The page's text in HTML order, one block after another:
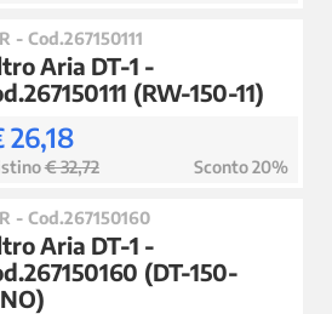
- Cod.267150111
Aria DT-1 -
(RW-150-11)
26,18
€ 32,72 Sconto 20%
- Cod.267150160
Aria DT-1 -
(DT-150-